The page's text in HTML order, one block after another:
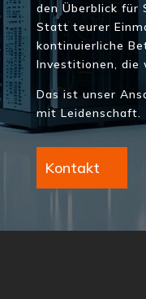
den Überblick für
Statt teurer
kontinuierliche
Investitionen, die
Das ist unser
mit Leidenschaft.
Kontakt